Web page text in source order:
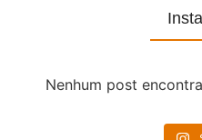
Nenhum post